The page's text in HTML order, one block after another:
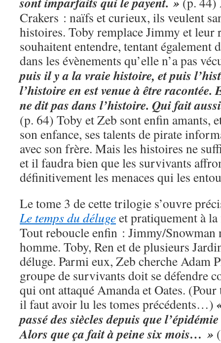
Crakers : naïfs et curieux, ils veulent
histoires. Toby remplace Jimmy et leur
souhaitent entendre, tentant également
dans les évènements qu’elle n’a pas
puis il y a la vraie histoire, et puis
l’histoire en est venue à être racontée.
ne dit pas dans l’histoire. Qui fait
(p. 64) Toby et Zeb sont enfin amants,
son enfance, ses talents de pirate
avec son frère. Mais les histoires ne
et il faudra bien que les survivants
définitivement les menaces qui les
Le tome 3 de cette trilogie s’ouvre
Le temps du délugeet pratiquement à
Tout reboucle enfin : Jimmy/Snowman
homme. Toby, Ren et de plusieurs
déluge. Parmi eux, Zeb cherche Adam
groupe de survivants doit se défendre
qui ont attaqué Amanda et Oates.
il faut avoir lu les tomes précédents…)
passé des siècles depuis que
Alors que ça fait à peine six mois… »